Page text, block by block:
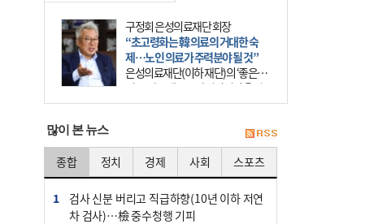
황철구 센텀종합병원 신장내과 과장
증상 없어 방치하다 ‘만성콩팥병’으
로…당뇨·고혈압 있다면 특히 주의
콩팥은 장기 모양이 강낭콩을 닮았다
고 해서 붙여진 이름이다. 등 뒤쪽에
좌우 한 쌍으로 있는 콩팥은 기능이
많이 본 뉴스
종합 정치 경제 사회 스포츠
1
검사 신분 버리고 직급하향(10년 이하 저연
차 검사)…檢 중수청행 기피